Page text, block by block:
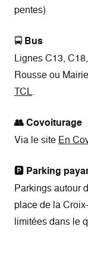
pentes)
🚍 Bus
Lignes C13,
Rousse ou
TCL.
👥 Covoiturage
Via le site En
🅿️ Parking
Parkings autour
place de la
limitées dans le